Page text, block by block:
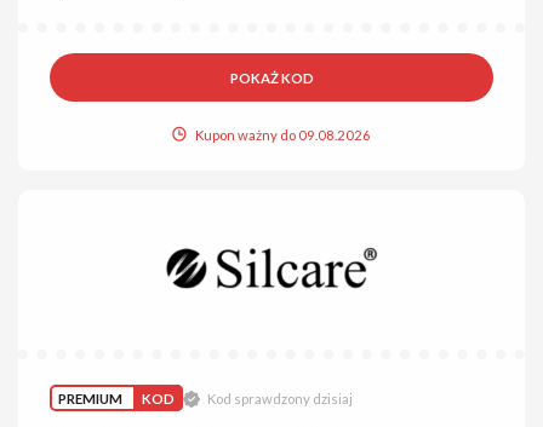
POKAŻ KOD
Kupon ważny do 09.08.2026
PREMIUM KOD Kod sprawdzony dzisiaj